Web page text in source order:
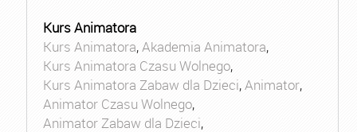
Kurs Animatora
Kurs Animatora,Akademia Animatora,
Kurs Animatora Czasu Wolnego,
Kurs Animatora Zabaw dla Dzieci,Animator,
Animator Czasu Wolnego,
Animator Zabaw dla Dzieci,